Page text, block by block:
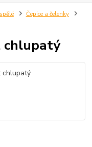
Čepice a čelenky
chlupatý